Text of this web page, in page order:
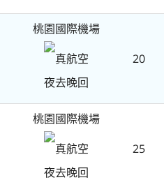
桃園國際機場
真航空
夜去晚回
20
桃園國際機場
真航空
夜去晚回
25